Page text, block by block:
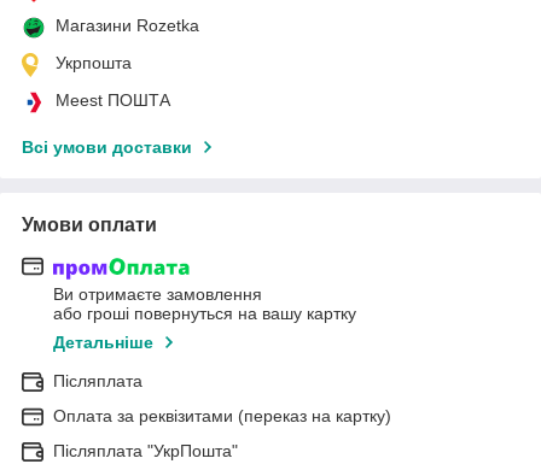
Магазини Rozetka
Укрпошта
Meest ПОШТА
Всі умови доставки
Умови оплати
Ви отримаєте замовлення
або гроші повернуться на вашу картку
Детальніше
Післяплата
Оплата за реквізитами (переказ на картку)
Післяплата "УкрПошта"